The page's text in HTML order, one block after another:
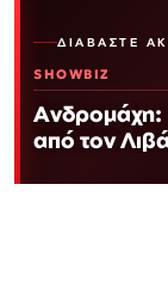
ΔΙΑΒΆΣΤΕ
SHOWBIZ
Ανδρομάχη:
από τον